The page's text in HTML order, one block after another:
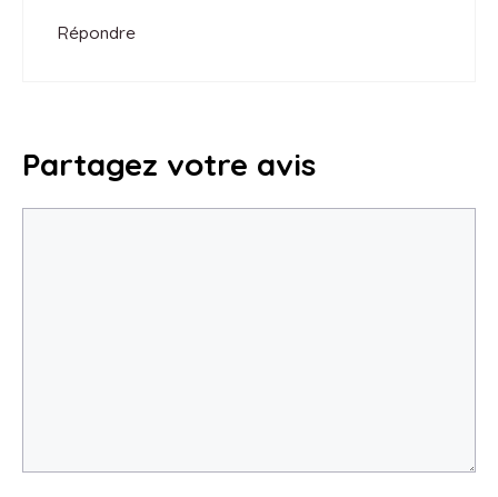
Répondre
Partagez votre avis